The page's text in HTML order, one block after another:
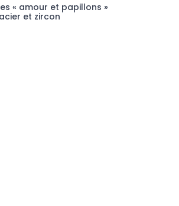
« amour et papillons »
et zircon